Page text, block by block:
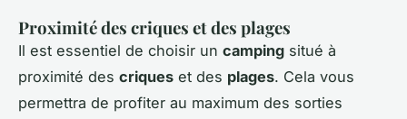
Proximité des criques et des plages
Il est essentiel de choisir un camping situé à
proximité des criques et des plages. Cela vous
permettra de profiter au maximum des sorties